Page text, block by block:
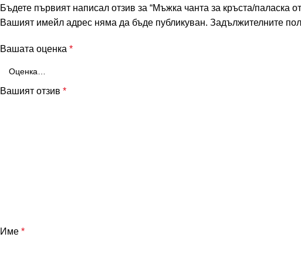
Бъдете първият написал отзив за “Мъжка чанта за кръста/паласка
Вашият имейл адрес няма да бъде публикуван. Задължителните
Вашата оценка*
Вашият отзив*
Име*